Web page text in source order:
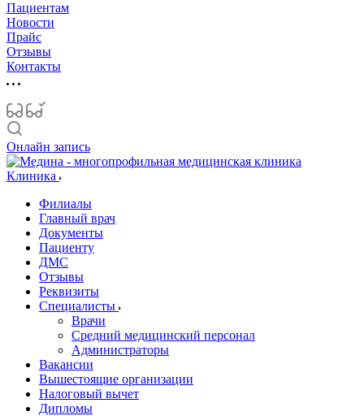
Пациентам
Новости
Прайс
Отзывы
Контакты
Онлайн запись
Клиника
Филиалы
Главный врач
Документы
Пациенту
ДМС
Отзывы
Реквизиты
Специалисты
Врачи
Средний медицинский персонал
Администраторы
Вакансии
Вышестоящие организации
Налоговый вычет
Дипломы